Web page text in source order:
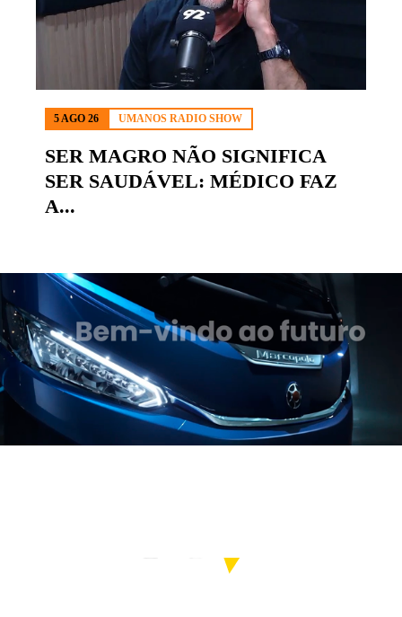
5 AGO 26 UMANOS RADIO SHOW
SER MAGRO NÃO SIGNIFICA
SER SAUDÁVEL: MÉDICO FAZ
A...